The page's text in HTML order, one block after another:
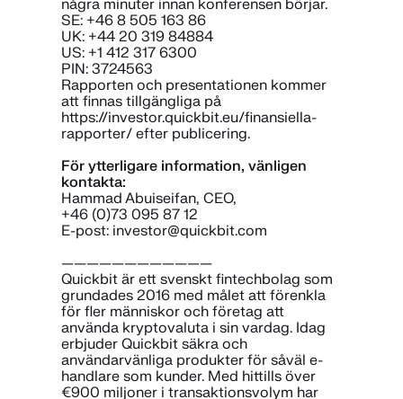
några minuter innan konferensen börjar.
SE: +46 8 505 163 86
UK: +44 20 319 84884
US: +1 412 317 6300
PIN: 3724563
Rapporten och presentationen kommer
att finnas tillgängliga på
https://investor.quickbit.eu/finansiella-
rapporter/ efter publicering.
För ytterligare information, vänligen
kontakta:
Hammad Abuiseifan, CEO,
+46 (0)73 095 87 12
E-post: investor@quickbit.com
————————————
Quickbit är ett svenskt fintechbolag som
grundades 2016 med målet att förenkla
för fler människor och företag att
använda kryptovaluta i sin vardag. Idag
erbjuder Quickbit säkra och
användarvänliga produkter för såväl e-
handlare som kunder. Med hittills över
€900 miljoner i transaktionsvolym har